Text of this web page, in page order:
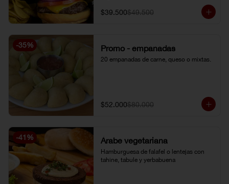
papa chip o papa francesa y gaseosa o
limonada natural.
$39.500$49.500
-35% Promo - empanadas
20 empanadas de carne, queso o mixtas.
$52.000$80.000
-41 % Árabe vegetariana
Hamburguesa de falafel o lentejas con
tahine, tabule y yerbabuena